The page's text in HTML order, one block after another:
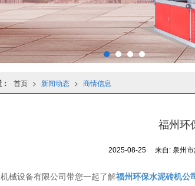
首页 > 新闻动态 > 商情信息
福州环
2025-08-25 来自: 泉州
械设备有限公司带您一起了解福州环保水泥砖机公